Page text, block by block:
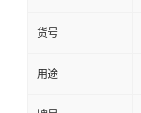
货号
用途